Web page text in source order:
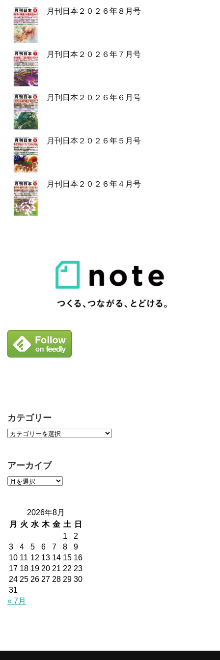
月刊日本２０２６年８月号
月刊日本２０２６年７月号
月刊日本２０２６年６月号
月刊日本２０２６年５月号
月刊日本２０２６年４月号
カテゴリー
アーカイブ
2026年8月
月
火 水 木 金 土
日
1
2
3
4 5 6 7 8
9
10 11 12 13 14 15 16
17 18 19 20 21 22 23
24 25 26 27 28 29 30
31
« 7月